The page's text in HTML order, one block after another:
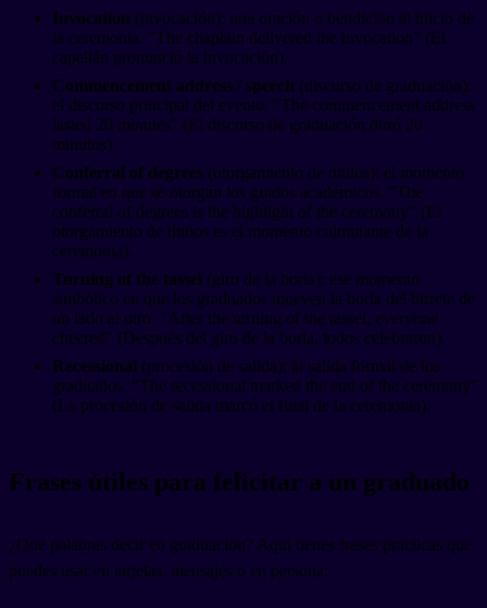
Invocation (invocación): una oración o bendición al inicio de
la ceremonia. "The chaplain delivered the invocation" (El
capellán pronunció la invocación).
Commencement address / speech (discurso de graduación):
el discurso principal del evento. "The commencement address
lasted 20 minutes" (El discurso de graduación duró 20
minutos).
Conferral of degrees (otorgamiento de títulos): el momento
formal en que se otorgan los grados académicos. "The
conferral of degrees is the highlight of the ceremony" (El
otorgamiento de títulos es el momento culminante de la
ceremonia).
Turning of the tassel (giro de la borla): ese momento
simbólico en que los graduados mueven la borla del birrete de
un lado al otro. "After the turning of the tassel, everyone
cheered" (Después del giro de la borla, todos celebraron).
Recessional (procesión de salida): la salida formal de los
graduados. "The recessional marked the end of the ceremony"
(La procesión de salida marcó el final de la ceremonia).
Frases útiles para felicitar a un graduado
¿Qué palabras decir en graduación? Aquí tienes frases prácticas que
puedes usar en tarjetas, mensajes o en persona: